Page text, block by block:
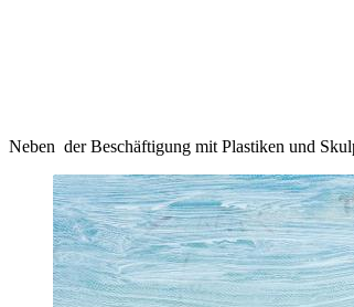
Neben der Beschäftigung mit Plastiken und